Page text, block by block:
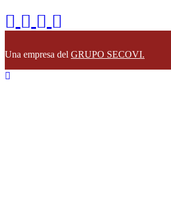
Una empresa del GRUPO SECOVI.